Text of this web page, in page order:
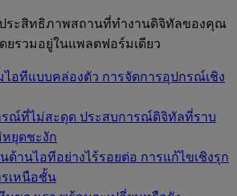
ระสิทธิภาพสถานที่ทำงานดิจิทัลของคุณ
ยรวมอยู่ในแพลตฟอร์มเดียว
ไอทีแบบคล่องตัว การจัดการอุปกรณ์เชิง
รณ์ที่ไม่สะดุด ประสบการณ์ดิจิทัลที่ราบ
ยุดชะงัก
ด้านไอทีอย่างไร้รอยต่อ การแก้ไขเชิงรุก
เหนือชั้น